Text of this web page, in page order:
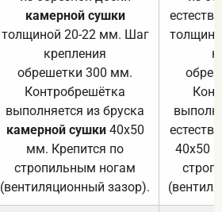
камерной сушки
толщиной 20-22 мм. Шаг
крепления
обрешетки 300 мм.
Контробрешётка
выполняется из бруска
камерной сушки40х50
мм. Крепится по
стропильным ногам
(вентиляционный зазор).
40х50